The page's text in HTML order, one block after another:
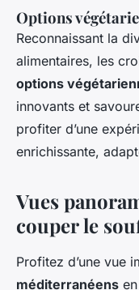
Options
Reconnaissant la
alimentaires, les
options
innovants et
profiter d’une
enrichissante,
Vues
couper le
Profitez d’une vue
méditerranéens